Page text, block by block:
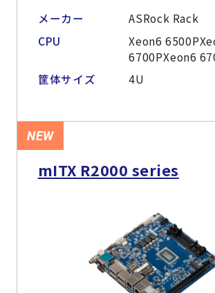
メーカー
ASRock Rack
CPU
Xeon6
6700PXeon6
筐体サイズ
4U
NEW
mITX R2000 series